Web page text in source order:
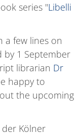
series "Libelli
a few lines on
1 September
librarian Dr
happy to
the upcoming
Kölner